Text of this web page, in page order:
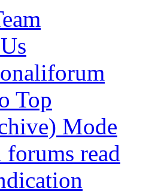
Top
Mode
read